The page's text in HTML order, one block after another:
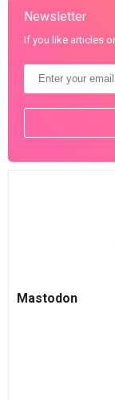
Newsletter
If you like articles
Mastodon